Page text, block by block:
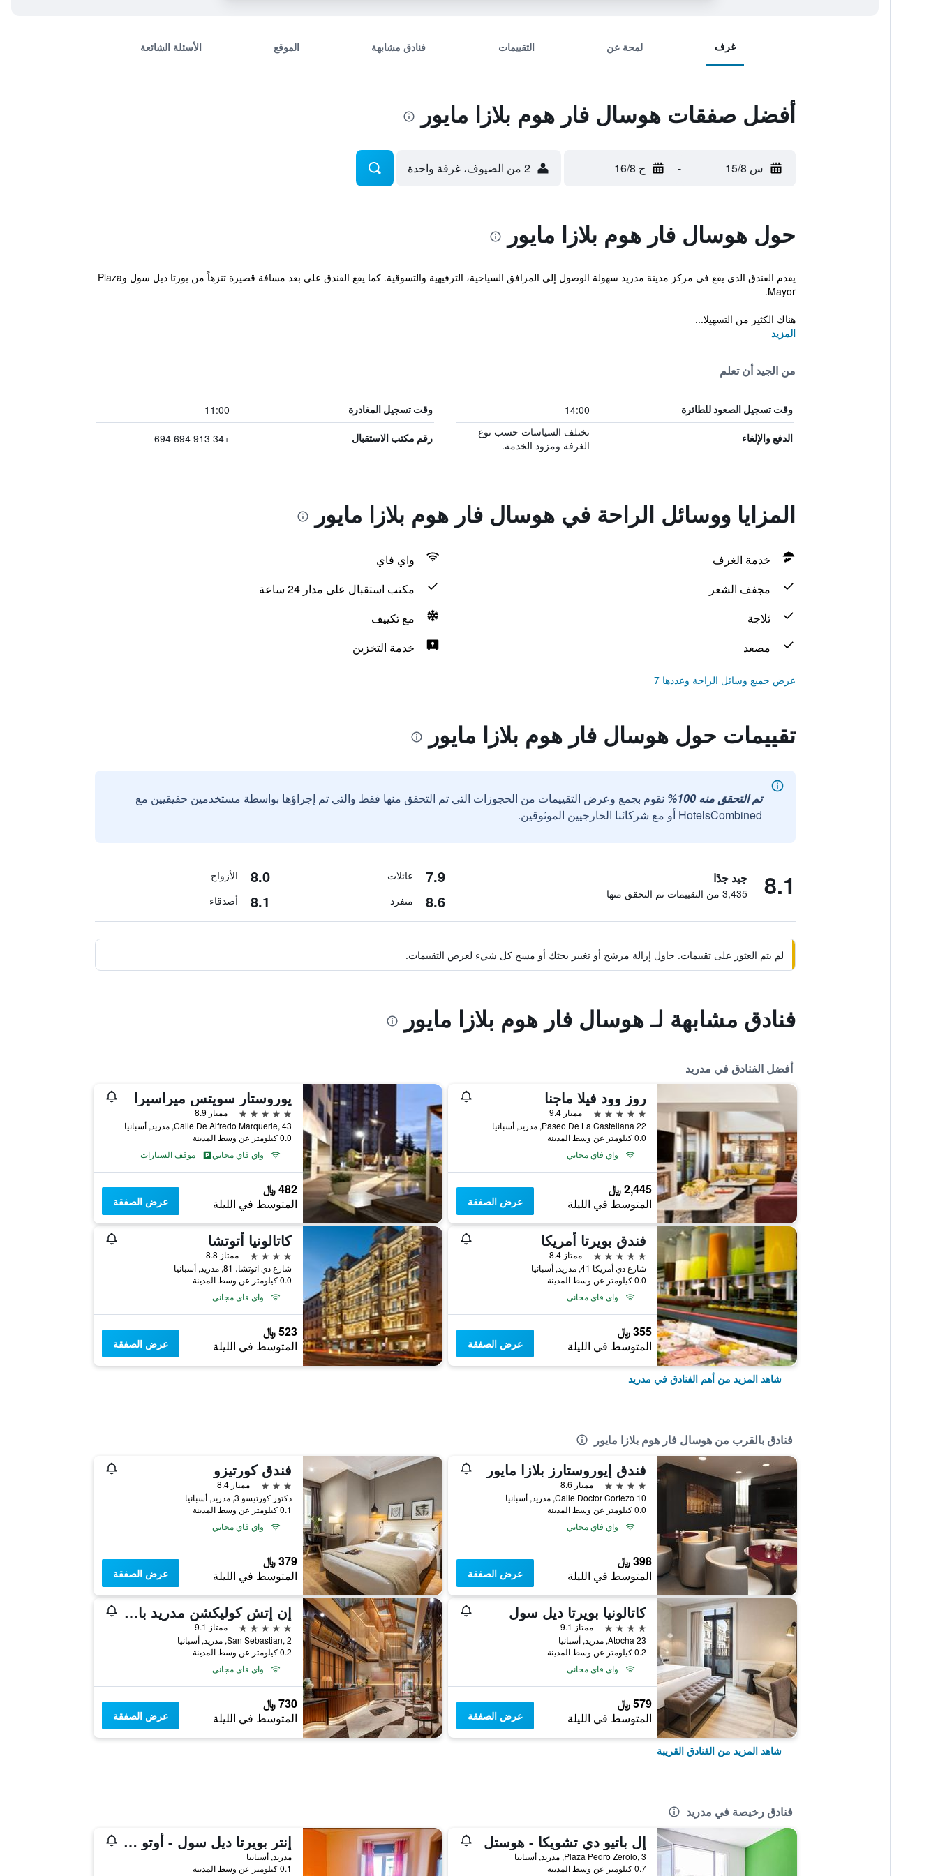
غرف لمحة عن التقييمات فنادق مشابهة الموقع الأسئلة الشائعة
أفضل صفقات هوسال فار هوم بلازا مايور
س 15/8 - ح 16/8 2 من الضيوف، غرفة واحدة
حول هوسال فار هوم بلازا مايور
يقدم الفندق الذي يقع في مركز مدينة مدريد سهولة الوصول إلى المرافق السياحية، الترفيهية والتسوقية. كما يقع الفندق على بعد مسافة قصيرة تنزهاً من بورتا ديل سول وPlaza
Mayor.
هناك الكثير من التسهيلا...
المزيد
من الجيد أن تعلم
وقت تسجيل الصعود للطائرة 14:00 وقت تسجيل المغادرة 11:00
الدفع والإلغاء
تختلف السياسات حسب نوع
الغرفة ومزود الخدمة.
رقم مكتب الاستقبال +34 913 694 694
المزايا ووسائل الراحة في هوسال فار هوم بلازا مايور
خدمة الغرف
واي فاي
مجفف الشعر
مكتب استقبال على مدار 24 ساعة
ثلاجة
مع تكييف
مصعد
خدمة التخزين
عرض جميع وسائل الراحة وعددها 7
تقييمات حول هوسال فار هوم بلازا مايور
تم التحقق منه 100%
نقوم بجمع وعرض التقييمات من الحجوزات التي تم التحقق منها فقط والتي تم إجراؤها بواسطة مستخدمين حقيقيين مع
HotelsCombined أو مع شركائنا الخارجيين الموثوقين.
8.1 جيد جدًا
3,435 من التقييمات تم التحقق منها
7.9 عائلات 8.0 الأزواج
8.6 منفرد 8.1 أصدقاء
لم يتم العثور على تقييمات. حاول إزالة مرشح أو تغيير بحثك أو مسح كل شيء لعرض التقييمات.
فنادق مشابهة لـ هوسال فار هوم بلازا مايور
أفضل الفنادق في مدريد
روز وود فيلا ماجنا
5 نجوم
ممتاز 9.4
Paseo De La Castellana 22, مدريد, أسبانيا
0.0 كيلومتر عن وسط المدينة
واي فاي مجاني
2,445 ﷼
المتوسط في الليلة عرض الصفقة
يوروستار سويتس ميراسيرا
5 نجوم
ممتاز 8.9
Calle De Alfredo Marquerie, 43, مدريد, أسبانيا
0.0 كيلومتر عن وسط المدينة
واي فاي مجاني
موقف السيارات
482 ﷼
المتوسط في الليلة عرض الصفقة
فندق بويرتا أمريكا
5 نجوم
ممتاز 8.4
شارع دي أمريكا 41, مدريد, أسبانيا
0.0 كيلومتر عن وسط المدينة
واي فاي مجاني
355 ﷼
المتوسط في الليلة عرض الصفقة
كاتالونيا أتوتشا
4 نجوم
ممتاز 8.8
شارع دي اتوتشا، 81, مدريد, أسبانيا
0.0 كيلومتر عن وسط المدينة
واي فاي مجاني
523 ﷼
المتوسط في الليلة عرض الصفقة
شاهد المزيد من أهم الفنادق في مدريد
فنادق بالقرب من هوسال فار هوم بلازا مايور
فندق إيوروستارز بلازا مايور
4 نجوم
ممتاز 8.6
Calle Doctor Cortezo 10, مدريد, أسبانيا
0.0 كيلومتر عن وسط المدينة
واي فاي مجاني
398 ﷼
المتوسط في الليلة عرض الصفقة
فندق كورتيزو
3 نجوم
ممتاز 8.4
دكتور كورتيسو 3, مدريد, أسبانيا
0.1 كيلومتر عن وسط المدينة
واي فاي مجاني
379 ﷼
المتوسط في الليلة عرض الصفقة
كاتالونيا بويرتا ديل سول
4 نجوم
ممتاز 9.1
Atocha 23, مدريد, أسبانيا
0.2 كيلومتر عن وسط المدينة
واي فاي مجاني
579 ﷼
المتوسط في الليلة عرض الصفقة
إن إتش كوليكشن مدريد بالاسيو دي تيبا
5 نجوم
ممتاز 9.1
San Sebastian, 2, مدريد, أسبانيا
0.2 كيلومتر عن وسط المدينة
واي فاي مجاني
730 ﷼
المتوسط في الليلة عرض الصفقة
شاهد المزيد من الفنادق القريبة
فنادق رخيصة في مدريد
إل باتيو دي تشويكا - هوستل
Plaza Pedro Zerolo, 3, مدريد, أسبانيا
0.7 كيلومتر عن وسط المدينة
إنتر بويرتا ديل سول - أوتو تشيكي إن
مدريد, أسبانيا
0.1 كيلومتر عن وسط المدينة